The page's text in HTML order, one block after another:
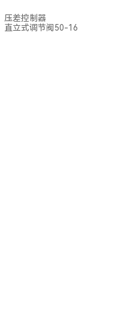
压差控制器
直立式调节阀50-16